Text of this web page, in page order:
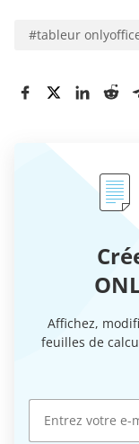
#tableur
Affichez,
feuilles de